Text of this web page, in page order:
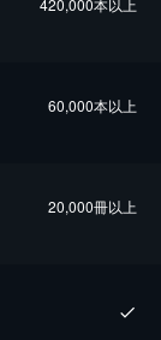
420,000本以上
60,000本以上
20,000冊以上